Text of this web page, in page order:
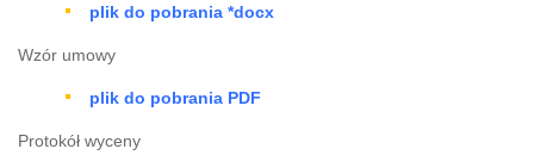
plik do pobrania *docx
Wzór umowy
plik do pobrania PDF
Protokół wyceny